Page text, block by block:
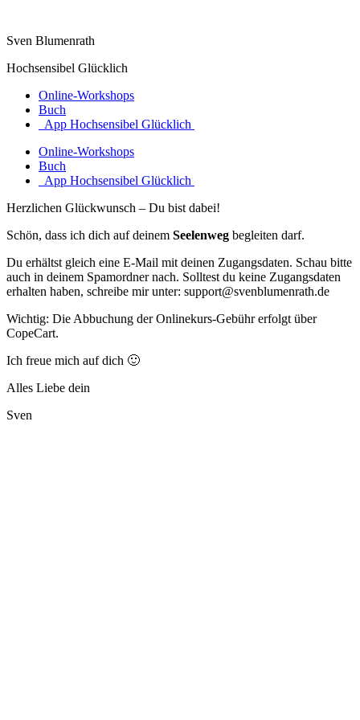
Sven Blumenrath
Hochsensibel Glücklich
Online-Workshops
Buch
App Hochsensibel Glücklich
Online-Workshops
Buch
App Hochsensibel Glücklich
Herzlichen Glückwunsch – Du bist dabei!
Schön, dass ich dich auf deinem Seelenweg begleiten darf.
Du erhältst gleich eine E-Mail mit deinen Zugangsdaten. Schau bitte
auch in deinem Spamordner nach. Solltest du keine Zugangsdaten
erhalten haben, schreibe mir unter: support@svenblumenrath.de
Wichtig: Die Abbuchung der Onlinekurs-Gebühr erfolgt über
CopeCart.
Ich freue mich auf dich 🙂
Alles Liebe dein
Sven